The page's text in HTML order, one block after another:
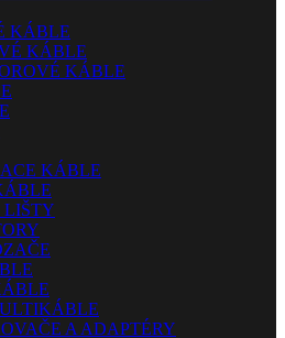
KÁBLE
KÁBLE
KÁBLE
KÁBLE
LIŠTY
A ADAPTÉRY